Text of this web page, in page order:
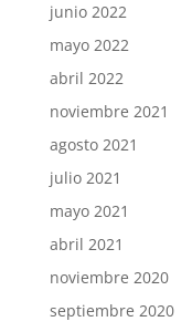
junio 2022
mayo 2022
abril 2022
noviembre 2021
agosto 2021
julio 2021
mayo 2021
abril 2021
noviembre 2020
septiembre 2020